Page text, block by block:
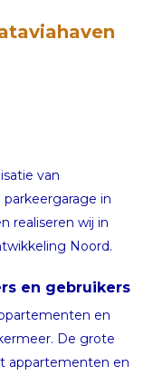
van
in
realiseren wij in
Noord.
en gebruikers
en
De grote
appartementen en